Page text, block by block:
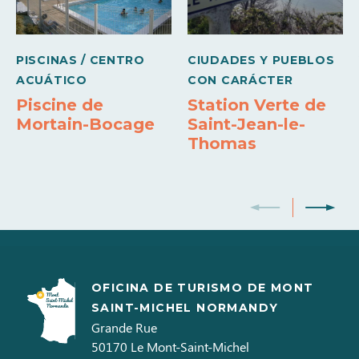
17h30
Jeudi
09h30 à
17h30
Vendredi
17h30
Apertura del 19 al 31 diciembre 2026
Tarjetas de pago Cheques de vacaciones Efectivo
Pago sin contacto
PISCINAS / CENTRO
ACUÁTICO
Piscine de
Mortain-Bocage
CIUDADES Y PUEBLOS
CON CARÁCTER
Station Verte de
Saint-Jean-le-
Thomas
OFICINA DE TURISMO DE MONT
SAINT-MICHEL NORMANDY
Grande Rue
50170 Le Mont-Saint-Michel